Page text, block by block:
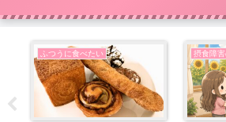
ふつうに食べたい 摂食障